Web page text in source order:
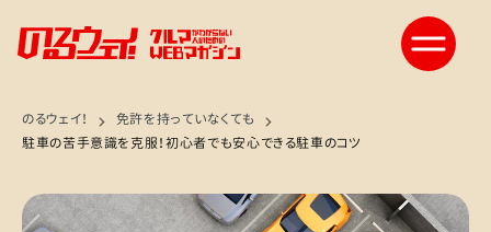
のるウェイ！
免許を持っていなくても
駐車の苦手意識を克服！初心者でも安心できる駐車のコツ